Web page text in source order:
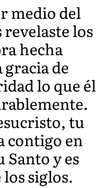
medio del
los
hecha
de
lo que él
tu
contigo en
y es
siglos.